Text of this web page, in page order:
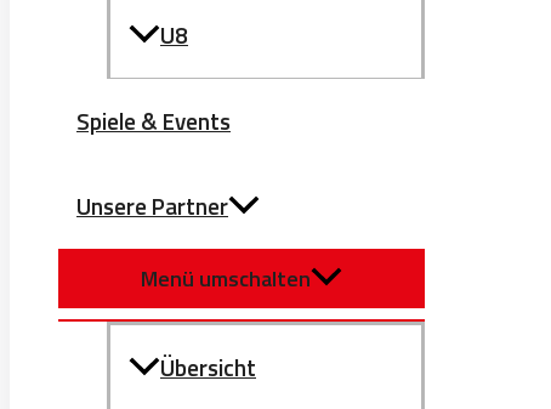
U8
Spiele & Events
Unsere Partner
Menü umschalten
Übersicht